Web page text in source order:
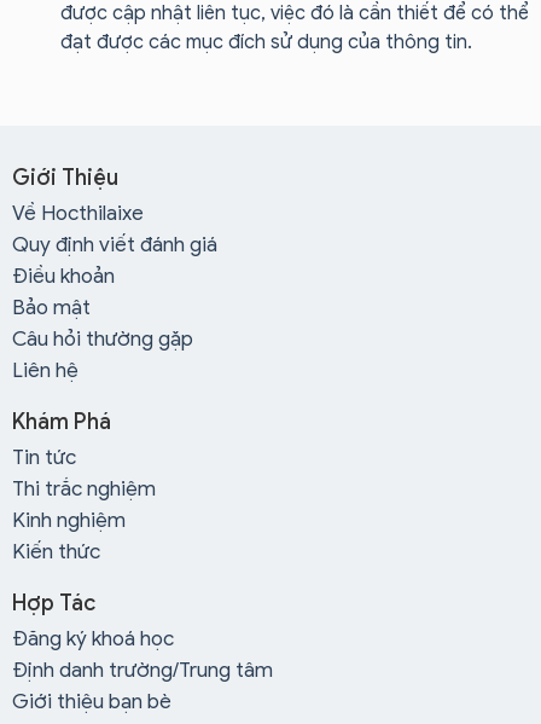
được cập nhật liên tục, việc đó là cần thiết để có thể
đạt được các mục đích sử dụng của thông tin.
Giới Thiệu
Về Hocthilaixe
Quy định viết đánh giá
Điều khoản
Bảo mật
Câu hỏi thường gặp
Liên hệ
Khám Phá
Tin tức
Thi trắc nghiệm
Kinh nghiệm
Kiến thức
Hợp Tác
Đăng ký khoá học
Định danh trường/Trung tâm
Giới thiệu bạn bè